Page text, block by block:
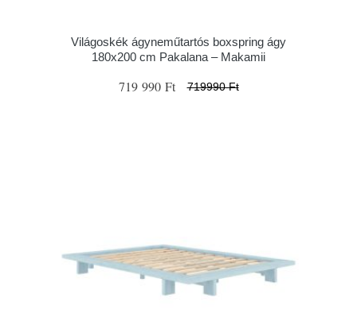
Világoskék ágyneműtartós boxspring ágy
180x200 cm Pakalana – Makamii
719 990 Ft 719990 Ft